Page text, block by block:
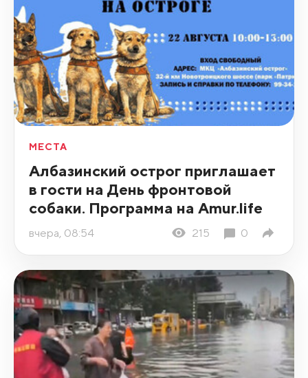
МЕСТА
Албазинский острог приглашает
в гости на День фронтовой
собаки. Программа на Amur.life
вчера, 08:54 215 0